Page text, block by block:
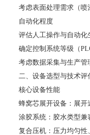
考虑表面处理需求（喷
自动化程度
评估人工操作与自动化
确定控制系统等级（
考虑数据采集与生产管
二、设备选型与技术评
核心设备性能
蜂窝芯展开设备：展
涂胶系统：胶水类型
复合压机：压力均匀性